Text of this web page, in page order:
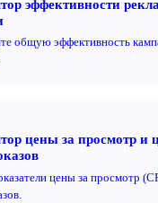
эффективности
общую эффективность
цены за просмотр и
цены за просмотр